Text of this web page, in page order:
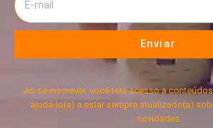
Enviar
Ao se inscrever, você terá acesso a
ajudá-lo(a) a estar sempre atualizado(a)
novidades